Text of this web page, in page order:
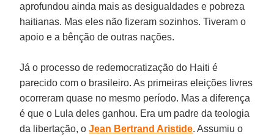
aprofundou ainda mais as desigualdades e pobreza
haitianas. Mas eles não fizeram sozinhos. Tiveram o
apoio e a bênção de outras nações.
Já o processo de redemocratização do Haiti é
parecido com o brasileiro. As primeiras eleições livres
ocorreram quase no mesmo período. Mas a diferença
é que o Lula deles ganhou. Era um padre da teologia
da libertação, oJean Bertrand Aristide. Assumiu o